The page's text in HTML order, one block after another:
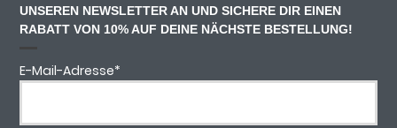
UNSEREN NEWSLETTER AN UND SICHERE DIR EINEN
RABATT VON 10% AUF DEINE NÄCHSTE BESTELLUNG!
E-Mail-Adresse*